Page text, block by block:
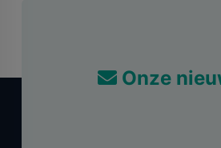
Onze